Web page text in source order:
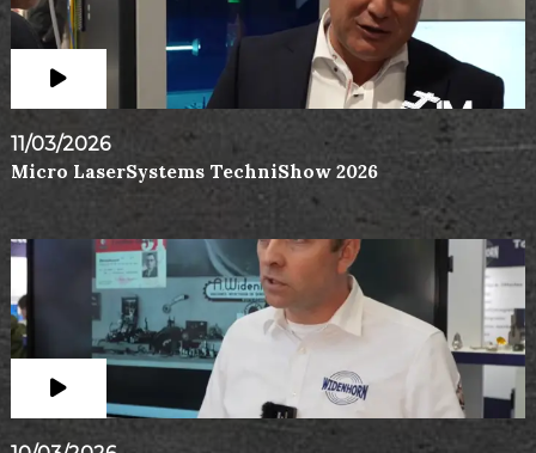
11/03/2026
Micro LaserSystems TechniShow 2026